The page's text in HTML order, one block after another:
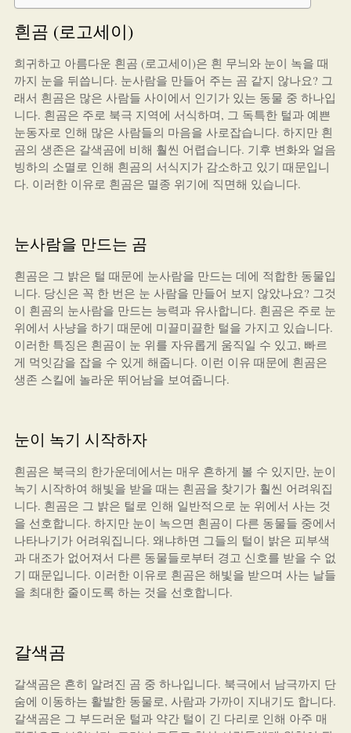
흰곰 (로고세이)
희귀하고 아름다운 흰곰 (로고세이)은 흰 무늬와 눈이 녹을 때
까지 눈을 뒤씁니다. 눈사람을 만들어 주는 곰 같지 않나요? 그
래서 흰곰은 많은 사람들 사이에서 인기가 있는 동물 중 하나입
니다. 흰곰은 주로 북극 지역에 서식하며, 그 독특한 털과 예쁜
눈동자로 인해 많은 사람들의 마음을 사로잡습니다. 하지만 흰
곰의 생존은 갈색곰에 비해 훨씬 어렵습니다. 기후 변화와 얼음
빙하의 소멸로 인해 흰곰의 서식지가 감소하고 있기 때문입니
다. 이러한 이유로 흰곰은 멸종 위기에 직면해 있습니다.
눈사람을 만드는 곰
흰곰은 그 밝은 털 때문에 눈사람을 만드는 데에 적합한 동물입
니다. 당신은 꼭 한 번은 눈 사람을 만들어 보지 않았나요? 그것
이 흰곰의 눈사람을 만드는 능력과 유사합니다. 흰곰은 주로 눈
위에서 사냥을 하기 때문에 미끌미끌한 털을 가지고 있습니다.
이러한 특징은 흰곰이 눈 위를 자유롭게 움직일 수 있고, 빠르
게 먹잇감을 잡을 수 있게 해줍니다. 이런 이유 때문에 흰곰은
생존 스킬에 놀라운 뛰어남을 보여줍니다.
눈이 녹기 시작하자
흰곰은 북극의 한가운데에서는 매우 흔하게 볼 수 있지만, 눈이
녹기 시작하여 해빛을 받을 때는 흰곰을 찾기가 훨씬 어려워집
니다. 흰곰은 그 밝은 털로 인해 일반적으로 눈 위에서 사는 것
을 선호합니다. 하지만 눈이 녹으면 흰곰이 다른 동물들 중에서
나타나기가 어려워집니다. 왜냐하면 그들의 털이 밝은 피부색
과 대조가 없어져서 다른 동물들로부터 경고 신호를 받을 수 없
기 때문입니다. 이러한 이유로 흰곰은 해빛을 받으며 사는 날들
을 최대한 줄이도록 하는 것을 선호합니다.
갈색곰
갈색곰은 흔히 알려진 곰 중 하나입니다. 북극에서 남극까지 단
숨에 이동하는 활발한 동물로, 사람과 가까이 지내기도 합니다.
갈색곰은 그 부드러운 털과 약간 털이 긴 다리로 인해 아주 매